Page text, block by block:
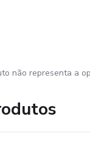
não representa a